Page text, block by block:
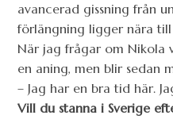
avancerad gissning från
förlängning ligger nära till
När jag frågar om Nikola
en aning, men blir sedan
– Jag har en bra tid här.
Vill du stanna i Sverige